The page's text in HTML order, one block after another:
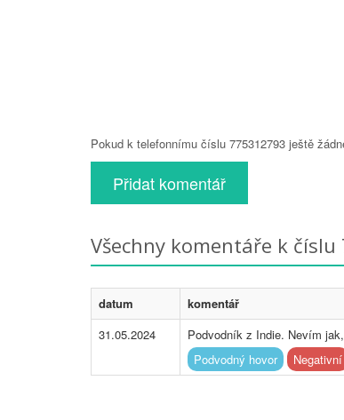
Pokud k telefonnímu číslu 775312793 ještě
Přidat komentář
Všechny komentáře k číslu
datum
komentář
31.05.2024
Podvodník z Indie. Nevím
Podvodný hovor
Negativní